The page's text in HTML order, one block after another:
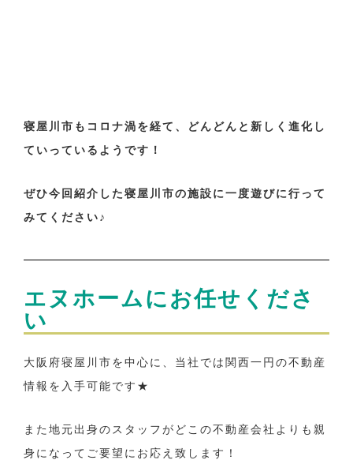
寝屋川市もコロナ渦を経て、どんどんと新しく進化し
ていっているようです！
ぜひ今回紹介した寝屋川市の施設に一度遊びに行って
みてください♪
エヌホームにお任せくださ
い
大阪府寝屋川市を中心に、当社では関西一円の不動産
情報を入手可能です★
また地元出身のスタッフがどこの不動産会社よりも親
身になってご要望にお応え致します！